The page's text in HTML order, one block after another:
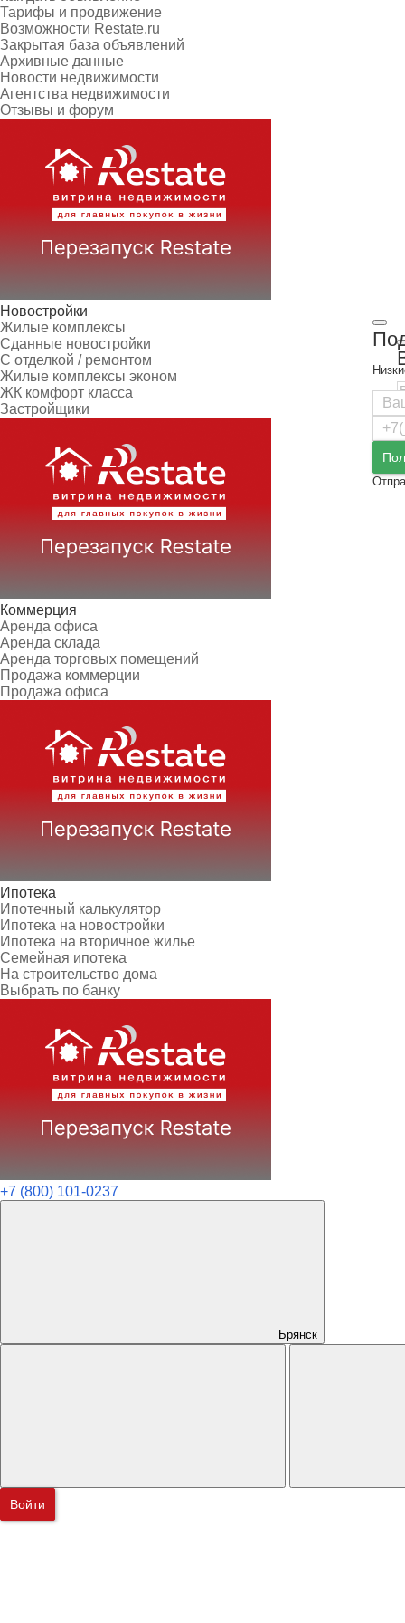
Тарифы и продвижение
Возможности Restate.ru
Закрытая база объявлений
Архивные данные
Новости недвижимости
Агентства недвижимости
Отзывы и форум
Новостройки
Жилые комплексы
Сданные новостройки
С отделкой / ремонтом
Жилые комплексы эконом
ЖК комфорт класса
Застройщики
Коммерция
Аренда офиса
Аренда склада
Аренда торговых помещений
Продажа коммерции
Продажа офиса
Ипотека
Ипотечный калькулятор
Ипотека на новостройки
Ипотека на вторичное жилье
Семейная ипотека
На строительство дома
Выбрать по банку
+7 (800) 101-0237
Брянск
Войти